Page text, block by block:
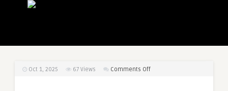
Oct 1, 2025 67 Views Comments Offon